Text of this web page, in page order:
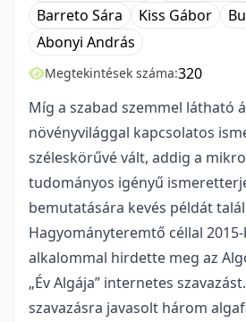
Barreto Sára
Kiss Gábor
Abonyi András
Megtekintések száma:320
Míg a szabad szemmel látható
növényvilággal kapcsolatos
széleskörűvé vált, addig a
tudományos igényű
bemutatására kevés példát
Hagyományteremtő céllal
alkalommal hirdette meg az
„Év Algája” internetes
szavazásra javasolt három